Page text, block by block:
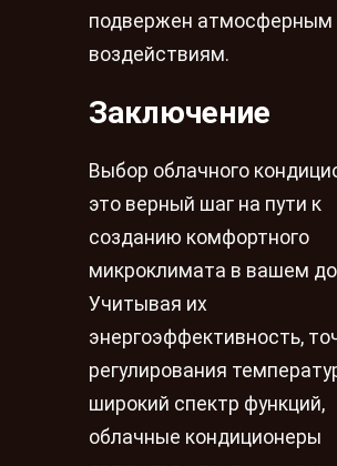
подвержен атмосферным
воздействиям.
Заключение
Выбор облачного
это верный шаг на пути к
созданию комфортного
микроклимата в вашем
Учитывая их
энергоэффективность,
регулирования
широкий спектр функций,
облачные кондиционеры